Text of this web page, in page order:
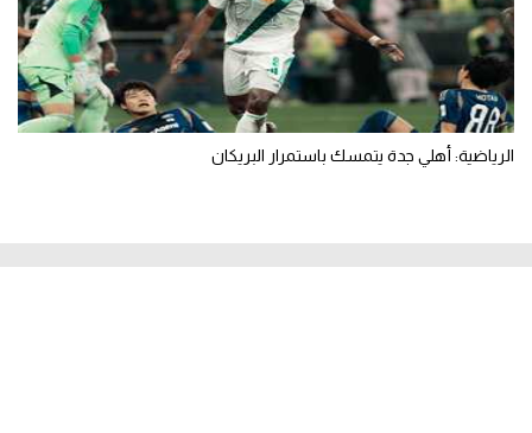
الرياضية: أهلي جدة يتمسك باستمرار البريكان